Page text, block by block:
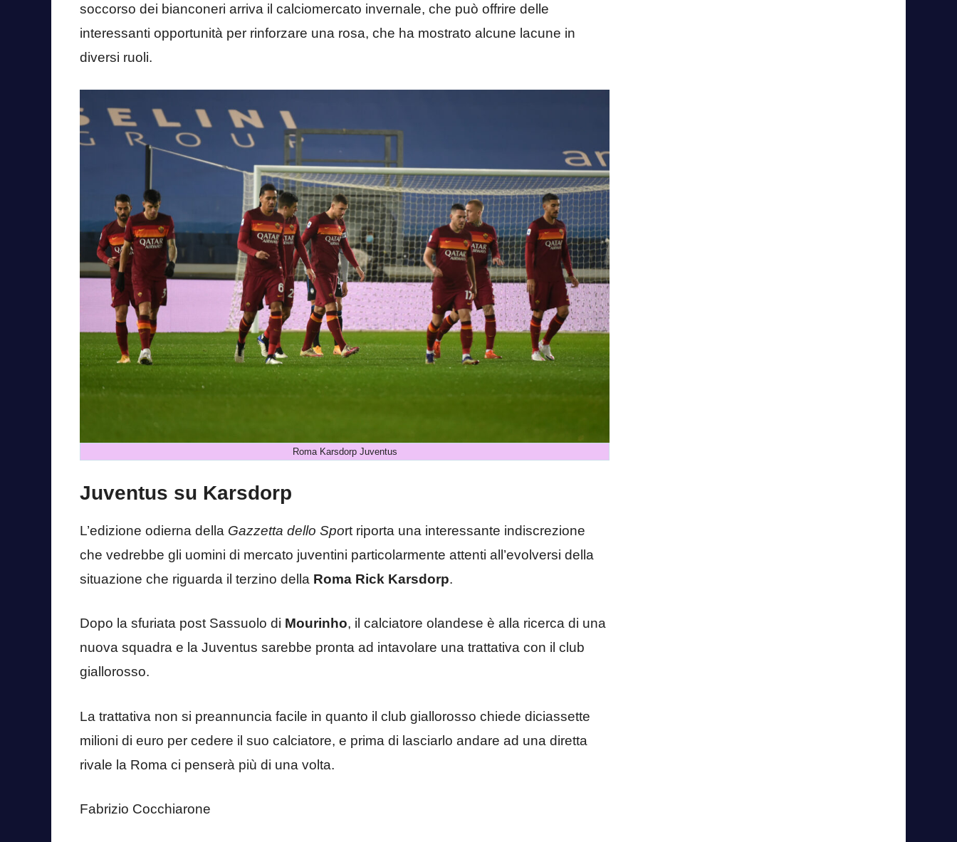
soccorso dei bianconeri arriva il calciomercato invernale, che può offrire delle
interessanti opportunità per rinforzare una rosa, che ha mostrato alcune lacune in
diversi ruoli.
Roma Karsdorp Juventus
Juventus su Karsdorp
L’edizione odierna della Gazzetta dello Sport riporta una interessante indiscrezione
che vedrebbe gli uomini di mercato juventini particolarmente attenti all’evolversi della
situazione che riguarda il terzino della Roma Rick Karsdorp.
Dopo la sfuriata post Sassuolo di Mourinho, il calciatore olandese è alla ricerca di una
nuova squadra e la Juventus sarebbe pronta ad intavolare una trattativa con il club
giallorosso.
La trattativa non si preannuncia facile in quanto il club giallorosso chiede diciassette
milioni di euro per cedere il suo calciatore, e prima di lasciarlo andare ad una diretta
rivale la Roma ci penserà più di una volta.
Fabrizio Cocchiarone